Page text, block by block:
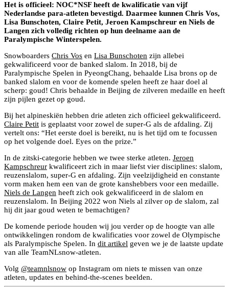
Het is officieel: NOC*NSF heeft de kwalificatie van vijf
Nederlandse para-atleten bevestigd. Daarmee kunnen Chris Vos,
Lisa Bunschoten, Claire Petit, Jeroen Kampschreur en Niels de
Langen zich volledig richten op hun deelname aan de
Paralympische Winterspelen.
Snowboarders Chris Vos en Lisa Bunschoten zijn allebei
gekwalificeerd voor de banked slalom. In 2018, bij de
Paralympische Spelen in PyeongChang, behaalde Lisa brons op de
banked slalom en voor de komende spelen heeft ze haar doel al
scherp: goud! Chris behaalde in Beijing de zilveren medaille en heeft
zijn pijlen gezet op goud.
Bij het alpineskiën hebben drie atleten zich officieel gekwalificeerd.
Claire Petit is geplaatst voor zowel de super-G als de afdaling. Zij
vertelt ons: “Het eerste doel is bereikt, nu is het tijd om te focussen
op het volgende doel. Eyes on the prize.”
In de zitski-categorie hebben we twee sterke atleten. Jeroen
Kampschreur kwalificeert zich in maar liefst vier disciplines: slalom,
reuzenslalom, super-G en afdaling. Zijn veelzijdigheid en constante
vorm maken hem een van de grote kanshebbers voor een medaille.
Niels de Langen heeft zich ook gekwalificeerd in de slalom en
reuzenslalom. In Beijing 2022 won Niels al zilver op de slalom, zal
hij dit jaar goud weten te bemachtigen?
De komende periode houden wij jou verder op de hoogte van alle
ontwikkelingen rondom de kwalificaties voor zowel de Olympische
als Paralympische Spelen. In dit artikel geven we je de laatste update
van alle TeamNLsnow-atleten.
Volg @teamnlsnow op Instagram om niets te missen van onze
atleten, updates en behind-the-scenes beelden.